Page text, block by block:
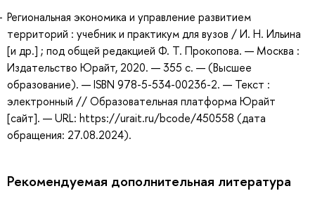
Региональная экономика и управление развитием
территорий : учебник и практикум для вузов / И. Н. Ильина
[и др.] ; под общей редакцией Ф. Т. Прокопова. — Москва :
Издательство Юрайт, 2020. — 355 с. — (Высшее
образование). — ISBN 978-5-534-00236-2. — Текст :
электронный // Образовательная платформа Юрайт
[сайт]. — URL: https://urait.ru/bcode/450558 (дата
обращения: 27.08.2024).
Рекомендуемая дополнительная литература